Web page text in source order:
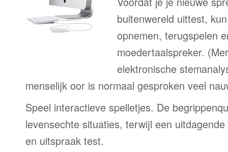
buitenwereld uittest,
opnemen, terugspelen
moedertaalspreker.
elektronische
menselijk oor is normaal gesproken veel
Speel interactieve spelletjes. De
levensechte situaties, terwijl een
en uitspraak test.